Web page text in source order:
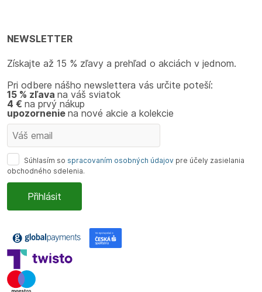
NEWSLETTER
Získajte až 15 % zľavy a prehľad o akciách v jednom.
Pri odbere nášho newslettera vás určite poteší:
15 % zľava na váš sviatok
4 € na prvý nákup
upozornenie na nové akcie a kolekcie
Súhlasím so spracovaním osobných údajov pre účely zasielania
obchodného sdelenia.